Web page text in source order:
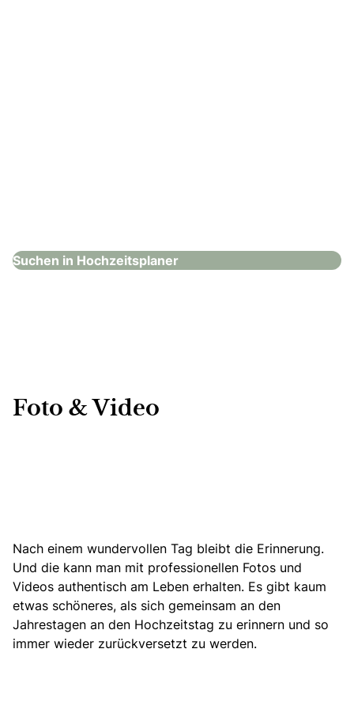
Suchen in Hochzeitsplaner
Foto & Video
Nach einem wundervollen Tag bleibt die Erinnerung.
Und die kann man mit professionellen Fotos und
Videos authentisch am Leben erhalten. Es gibt kaum
etwas schöneres, als sich gemeinsam an den
Jahrestagen an den Hochzeitstag zu erinnern und so
immer wieder zurückversetzt zu werden.